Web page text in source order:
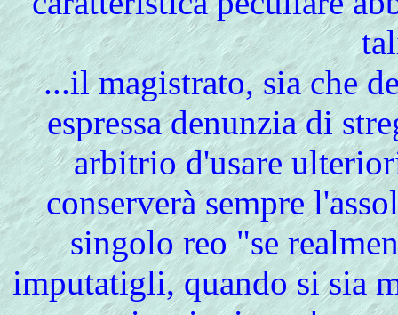
...il magistrato, sia che
espressa denunzia di
arbitrio d'usare
conserverà sempre
singolo reo "se
imputatigli, quando si sia